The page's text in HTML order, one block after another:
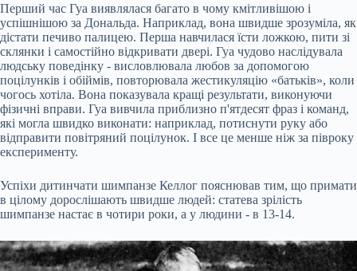
Перший час Гуа виявлялася багато в чому кмітливішою і
успішнішою за Дональда. Наприклад, вона швидше зрозуміла, як
дістати печиво палицею. Перша навчилася їсти ложкою, пити зі
склянки і самостійно відкривати двері. Гуа чудово наслідувала
людську поведінку - висловлювала любов за допомогою
поцілунків і обіймів, повторювала жестикуляцію «батьків», коли
чогось хотіла. Вона показувала кращі результати, виконуючи
фізичні вправи. Гуа вивчила приблизно п'ятдесят фраз і команд,
які могла швидко виконати: наприклад, потиснути руку або
відправити повітряний поцілунок. І все це менше ніж за півроку
експерименту.
Успіхи дитинчати шимпанзе Келлог пояснював тим, що примати
в цілому дорослішають швидше людей: статева зрілість
шимпанзе настає в чотири роки, а у людини - в 13-14.